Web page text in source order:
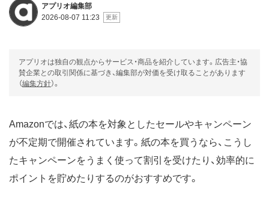
アプリオ編集部
2026-08-07 11:23
アプリオは独自の観点からサービス・商品を紹介しています。広告主・協
賛企業との取引関係に基づき、編集部が対価を受け取ることがあります
（編集方針）。
Amazonでは、紙の本を対象としたセールやキャンペーン
が不定期で開催されています。紙の本を買うなら、こうし
たキャンペーンをうまく使って割引を受けたり、効率的に
ポイントを貯めたりするのがおすすめです。